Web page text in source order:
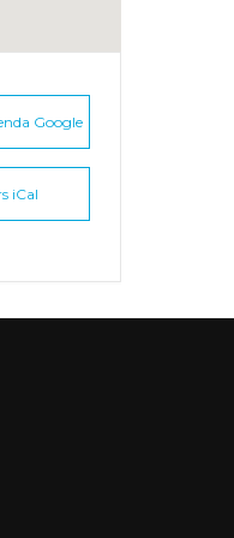
Google
iCal